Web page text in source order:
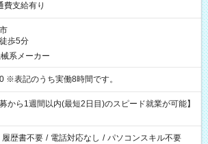
費支給有り
歩5分
系メーカー
8:15～17:20 ※表記のうち実働8時間です。
から1週間以内(最短2日目)のスピード就業が可能】
履歴書不要 / 電話対応なし / パソコンスキル不要